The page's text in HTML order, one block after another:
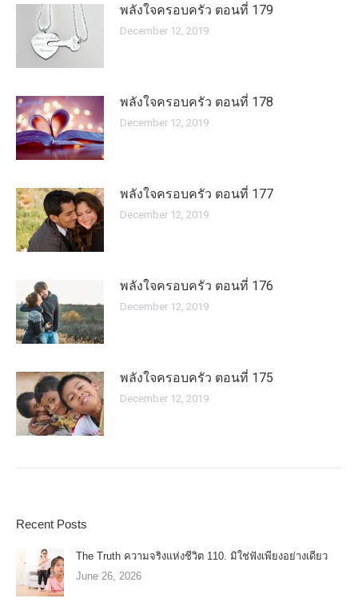
พลังใจครอบครัว ตอนที่ 179
December 12, 2019
พลังใจครอบครัว ตอนที่ 178
December 12, 2019
พลังใจครอบครัว ตอนที่ 177
December 12, 2019
พลังใจครอบครัว ตอนที่ 176
December 12, 2019
พลังใจครอบครัว ตอนที่ 175
December 12, 2019
Recent Posts
The Truth ความจริงแห่งชีวิต 110. มิใช่ฟังเพียงอย่างเดียว
June 26, 2026